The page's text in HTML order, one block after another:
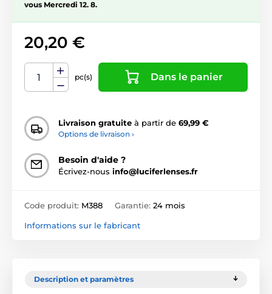
vous Mercredi 12. 8.
20,20 €
pc(s) Dans le panier
Livraison gratuite à partir de 69,99 €
Options de livraison ›
Besoin d'aide ?
Écrivez-nous info@luciferlenses.fr
Code produit: M388 Garantie: 24 mois
Informations sur le fabricant
Description et paramètres